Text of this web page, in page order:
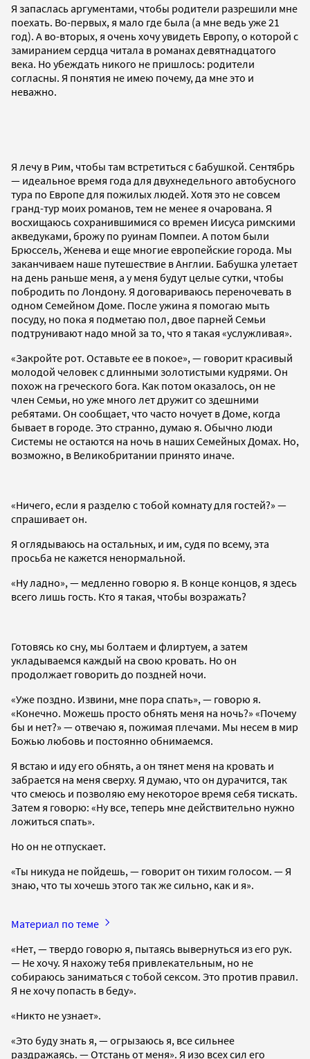
Я запаслась аргументами, чтобы родители разрешили мне
поехать. Во-первых, я мало где была (а мне ведь уже 21
год). А во-вторых, я очень хочу увидеть Европу, о которой с
замиранием сердца читала в романах девятнадцатого
века. Но убеждать никого не пришлось: родители
согласны. Я понятия не имею почему, да мне это и
неважно.
Я лечу в Рим, чтобы там встретиться с бабушкой. Сентябрь
— идеальное время года для двухнедельного автобусного
тура по Европе для пожилых людей. Хотя это не совсем
гранд-тур моих романов, тем не менее я очарована. Я
восхищаюсь сохранившимися со времен Иисуса римскими
акведуками, брожу по руинам Помпеи. А потом были
Брюссель, Женева и еще многие европейские города. Мы
заканчиваем наше путешествие в Англии. Бабушка улетает
на день раньше меня, а у меня будут целые сутки, чтобы
побродить по Лондону. Я договариваюсь переночевать в
одном Семейном Доме. После ужина я помогаю мыть
посуду, но пока я подметаю пол, двое парней Семьи
подтрунивают надо мной за то, что я такая «услужливая».
«Закройте рот. Оставьте ее в покое», — говорит красивый
молодой человек с длинными золотистыми кудрями. Он
похож на греческого бога. Как потом оказалось, он не
член Семьи, но уже много лет дружит со здешними
ребятами. Он сообщает, что часто ночует в Доме, когда
бывает в городе. Это странно, думаю я. Обычно люди
Системы не остаются на ночь в наших Семейных Домах. Но,
возможно, в Великобритании принято иначе.
«Ничего, если я разделю с тобой комнату для гостей?» —
спрашивает он.
Я оглядываюсь на остальных, и им, судя по всему, эта
просьба не кажется ненормальной.
«Ну ладно», — медленно говорю я. В конце концов, я здесь
всего лишь гость. Кто я такая, чтобы возражать?
Готовясь ко сну, мы болтаем и флиртуем, а затем
укладываемся каждый на свою кровать. Но он
продолжает говорить до поздней ночи.
«Уже поздно. Извини, мне пора спать», — говорю я.
«Конечно. Можешь просто обнять меня на ночь?» «Почему
бы и нет?» — отвечаю я, пожимая плечами. Мы несем в мир
Божью любовь и постоянно обнимаемся.
Я встаю и иду его обнять, а он тянет меня на кровать и
забрается на меня сверху. Я думаю, что он дурачится, так
что смеюсь и позволяю ему некоторое время себя тискать.
Затем я говорю: «Ну все, теперь мне действительно нужно
ложиться спать».
Но он не отпускает.
«Ты никуда не пойдешь, — говорит он тихим голосом. — Я
знаю, что ты хочешь этого так же сильно, как и я».
Материал по теме
«Нет, — твердо говорю я, пытаясь вывернуться из его рук.
— Не хочу. Я нахожу тебя привлекательным, но не
собираюсь заниматься с тобой сексом. Это против правил.
Я не хочу попасть в беду».
«Никто не узнает».
«Это буду знать я, — огрызаюсь я, все сильнее
раздражаясь. — Отстань от меня». Я изо всех сил его